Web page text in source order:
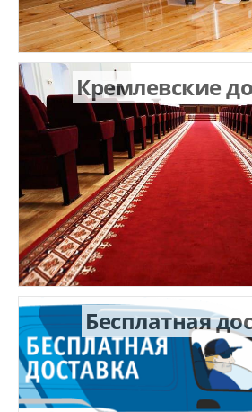
Кремлевские
Бесплатная